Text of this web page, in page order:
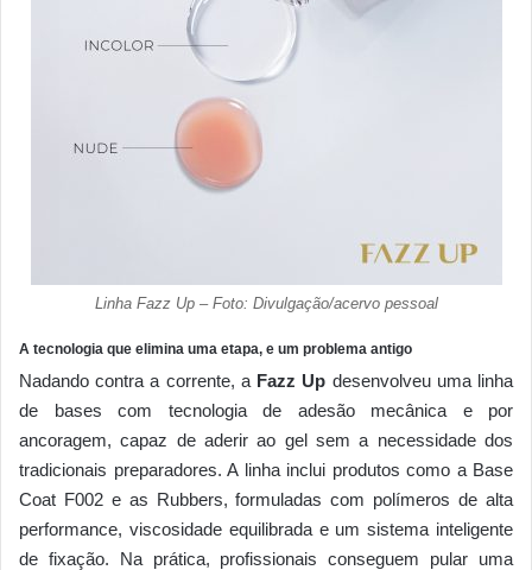
Linha Fazz Up – Foto: Divulgação/acervo pessoal
A tecnologia que elimina uma etapa, e um problema antigo
Nadando contra a corrente, a Fazz Up desenvolveu uma linha
de bases com tecnologia de adesão mecânica e por
ancoragem, capaz de aderir ao gel sem a necessidade dos
tradicionais preparadores. A linha inclui produtos como a Base
Coat F002 e as Rubbers, formuladas com polímeros de alta
performance, viscosidade equilibrada e um sistema inteligente
de fixação. Na prática, profissionais conseguem pular uma